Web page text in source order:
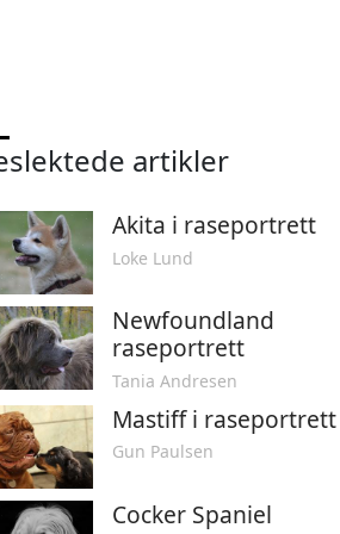
artikler
Akita i raseportrett
Loke Lund
Newfoundland
raseportrett
Tania Andresen
Mastiff i raseportrett
Gun Paulsen
Cocker Spaniel